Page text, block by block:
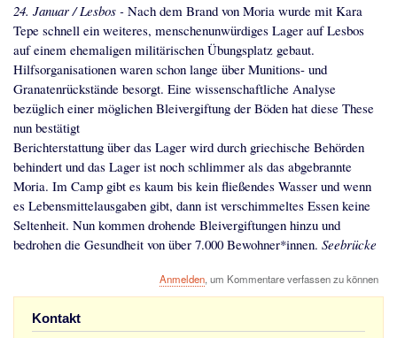
24. Januar / Lesbos - Nach dem Brand von Moria wurde mit Kara
Tepe schnell ein weiteres, menschenunwürdiges Lager auf Lesbos
auf einem ehemaligen militärischen Übungsplatz gebaut.
Hilfsorganisationen waren schon lange über Munitions- und
Granatenrückstände besorgt. Eine wissenschaftliche Analyse
bezüglich einer möglichen Bleivergiftung der Böden hat diese These
nun bestätigt
Berichterstattung über das Lager wird durch griechische Behörden
behindert und das Lager ist noch schlimmer als das abgebrannte
Moria. Im Camp gibt es kaum bis kein fließendes Wasser und wenn
es Lebensmittelausgaben gibt, dann ist verschimmeltes Essen keine
Seltenheit. Nun kommen drohende Bleivergiftungen hinzu und
bedrohen die Gesundheit von über 7.000 Bewohner*innen. Seebrücke
Anmelden, um Kommentare verfassen zu können
Kontakt